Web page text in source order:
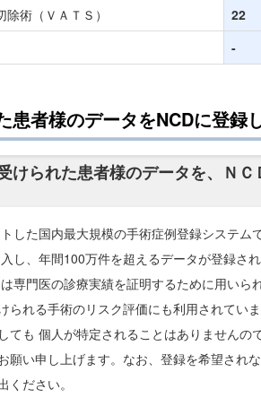
術（ＶＡＴＳ） 22
-
患者様のデータをNCDに登録
けられた患者様のデータを、Ｎ
した国内最大規模の手術症例登録システムで
し、年間100万件を超えるデータが登録さ
専門医の診療実績を証明するために用いら
られる手術のリスク評価にも利用されていま
ても 個人が特定されることはありませんので
願い申し上げます。なお、登録を希望され
ださい。